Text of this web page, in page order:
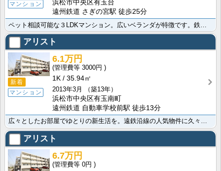
マンション
浜松市中央区有玉台
遠州鉄道 さぎの宮駅 徒歩25分
アリスト
新着
マンション
6.1万円
3000円
1K
35.94㎡
2013年3月
（築13年）
浜松市中央区有玉南町
遠州鉄道 自動車学校前駅 徒歩13分
広々としたお部屋でゆとりの新生活を。遠鉄沿線の人気物件に久々の空き予定が出ました★嬉しい無料インター･･･
アリスト
6.7万円
0円